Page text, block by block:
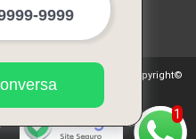
site
de direitos autorais. Copyright©
1